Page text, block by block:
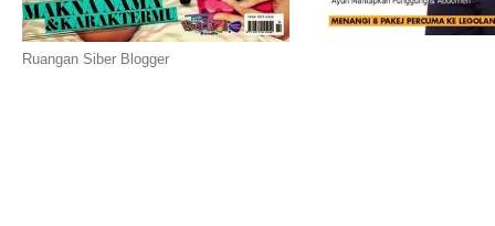
Ruangan Siber Blogger